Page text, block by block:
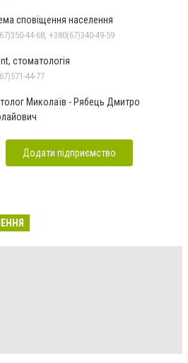
сповіщення населення
44-68, +380(67)340-49-59
стоматологія
44-77
Миколаїв - Рябець Дмитро
Додати підприємство